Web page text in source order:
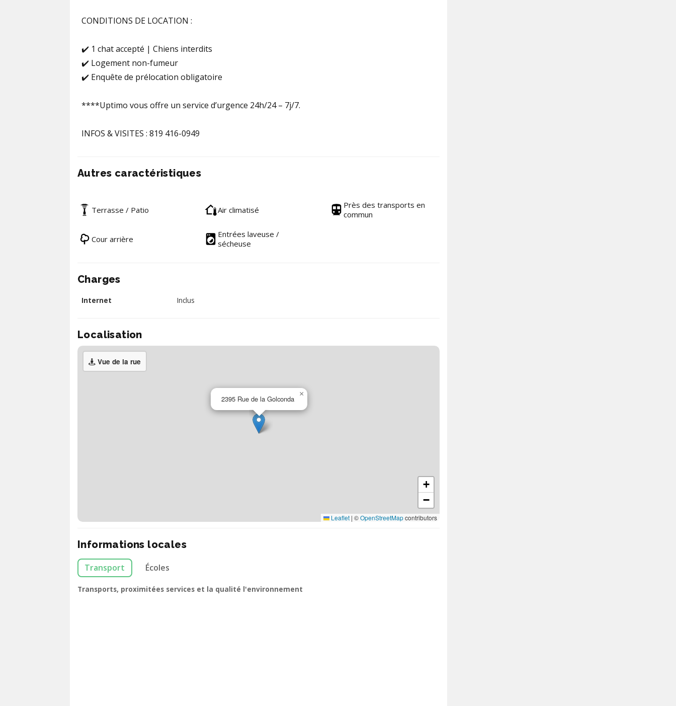
CONDITIONS DE LOCATION :
✔️ 1 chat accepté | Chiens interdits
✔️ Logement non-fumeur
✔️ Enquête de prélocation obligatoire
****Uptimo vous offre un service d’urgence 24h/24 – 7j/7.
INFOS & VISITES : 819 416-0949
Autres caractéristiques
Terrasse / Patio Air climatisé
Près des transports en
commun
Cour arrière
Entrées laveuse /
sécheuse
Charges
Internet Inclus
Localisation
Vue de la rue
2395 Rue de la Golconda
×
+
−
Leaflet | ©OpenStreetMapcontributors
Informations locales
Transport Écoles
Transports, proximitées services et la qualité l'environnement